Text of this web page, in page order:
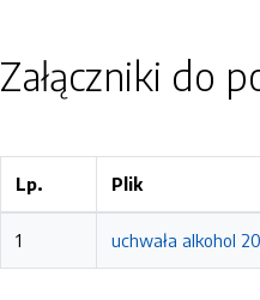
Załączniki do
Lp. Plik
1 uchwała alkohol